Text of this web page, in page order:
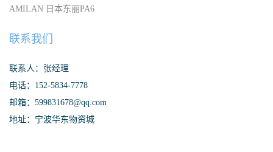
AMILAN 日本东丽PA6
联系我们
联系人：张经理
电话：152-5834-7778
邮箱：599831678@qq.com
地址：宁波华东物资城